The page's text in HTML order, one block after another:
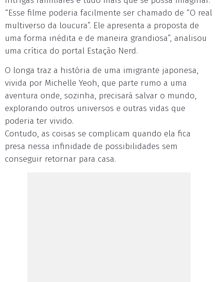
“Esse filme poderia facilmente ser chamado de “O real
multiverso da loucura”. Ele apresenta a proposta de
uma forma inédita e de maneira grandiosa”, analisou
uma crítica do portal Estação Nerd.
O longa traz a história de uma imigrante japonesa,
vivida por Michelle Yeoh, que parte rumo a uma
aventura onde, sozinha, precisará salvar o mundo,
explorando outros universos e outras vidas que
poderia ter vivido.
Contudo, as coisas se complicam quando ela fica
presa nessa infinidade de possibilidades sem
conseguir retornar para casa.